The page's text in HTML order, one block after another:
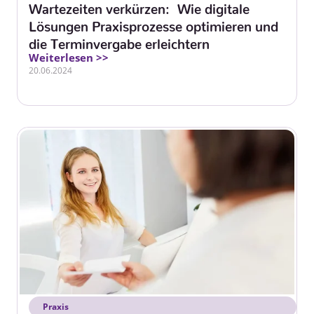
Wartezeiten verkürzen: Wie digitale
Lösungen Praxisprozesse optimieren und
die Terminvergabe erleichtern
Weiterlesen >>
20.06.2024
Praxis